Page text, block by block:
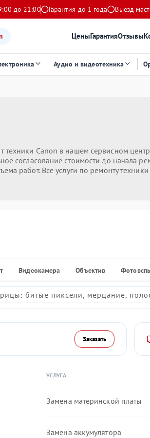
до 21:00 Гарантия до 1 года Выезд
ЦеныГарантияОтзывы
Аудио и видеотехника
техники Canon в нашем сервисном
согласование стоимости до начала
работ. Все услуги по ремонту
Видеокамера Объектив
битые пиксели, мерцание,
Заказать
УСЛУГА
Замена материнской платы
Замена аккумулятора